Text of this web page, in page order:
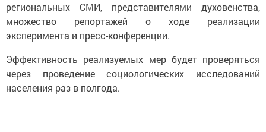
региональных СМИ, представителями духовенства,
множество репортажей о ходе реализации
эксперимента и пресс-конференции.
Эффективность реализуемых мер будет проверяться
через проведение социологических исследований
населения раз в полгода.